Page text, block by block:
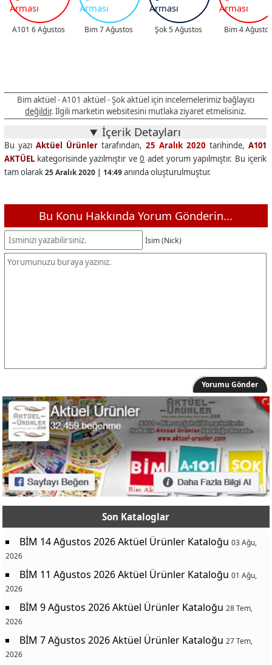
A101 6 Ağustos Bim 7 Ağustos Şok 5 Ağustos Bim 4 Ağustos
Bim aktüel - A101 aktüel - Şok aktüel için incelemelerimiz bağlayıcı
değildir. İlgili marketin websitesini mutlaka ziyaret etmelisiniz.
İçerik Detayları
Bu yazı Aktüel Ürünlertarafından, 25 Aralık 2020 tarihinde,A101
AKTÜELkategorisinde yazılmıştır ve0 adet yorum yapılmıştır. Bu içerik
tam olarak25 Aralık 2020 | 14:49anında oluşturulmuştur.
Bu Konu Hakkında Yorum Gönderin...
İsim (Nick)
Yorumu Gönder
Son Kataloglar
BİM 14 Ağustos 2026 Aktüel Ürünler Kataloğu 03 Ağu,
2026
BİM 11 Ağustos 2026 Aktüel Ürünler Kataloğu 01 Ağu,
2026
BİM 9 Ağustos 2026 Aktüel Ürünler Kataloğu 28 Tem,
2026
BİM 7 Ağustos 2026 Aktüel Ürünler Kataloğu 27 Tem,
2026